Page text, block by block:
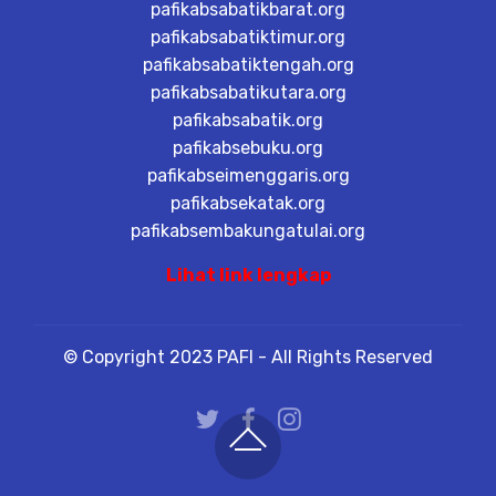
pafikabsabatikbarat.org
pafikabsabatiktimur.org
pafikabsabatiktengah.org
pafikabsabatikutara.org
pafikabsabatik.org
pafikabsebuku.org
pafikabseimenggaris.org
pafikabsekatak.org
pafikabsembakungatulai.org
Lihat link lengkap
© Copyright 2023 PAFI - All Rights Reserved